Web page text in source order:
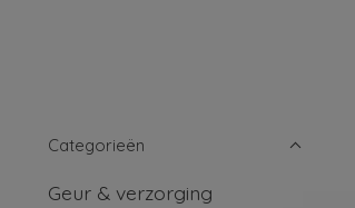
Categorieën
Geur & verzorging